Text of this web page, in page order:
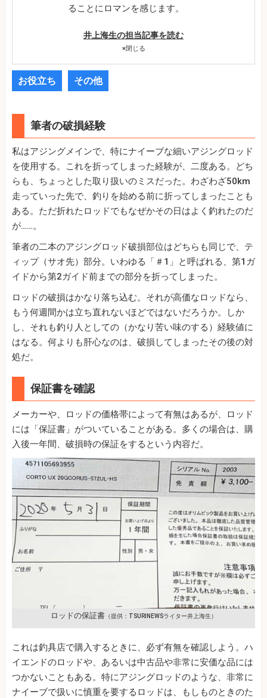
ることにロマンを感じます。
井上海生の担当記事を読む
×閉じる
お役立ち その他
筆者の破損経験
私はアジングメインで、特にナイーブな細いアジングロッド
を使用する。これを折ってしまった経験が、二度ある。どち
らも、ちょっとした取り扱いのミスだった。わざわざ50km
走っていった先で、釣りを始める前に折ってしまったことも
ある。ただ折れたロッドでもなぜかその日はよく釣れたのだ
が……。
筆者の二本のアジングロッド破損部位はどちらも同じで、テ
ィップ（サオ先）部分。いわゆる「＃1」と呼ばれる、第1ガ
イドから第2ガイド前までの部分を折ってしまった。
ロッドの破損はかなり落ち込む。それが高価なロッドなら、
もう何週間かは立ち直れないほどではないだろうか。しか
し、それも釣り人としての（かなり苦い味のする）経験値に
はなる。何よりも肝心なのは、破損してしまったその後の対
処だ。
保証書を確認
メーカーや、ロッドの価格帯によって有無はあるが、ロッド
には「保証書」がついていることがある。多くの場合は、購
入後一年間、破損時の保証をするという内容だ。
ロッドの保証書（提供：TSURINEWSライター井上海生）
これは釣具店で購入するときに、必ず有無を確認しよう。ハ
イエンドのロッドや、あるいは中古品や非常に安価な品には
つかないこともある。特にアジングロッドのような、非常に
ナイーブで扱いに慎重を要するロッドは、もしものときのた